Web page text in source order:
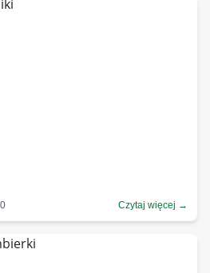
Czytaj więcej →